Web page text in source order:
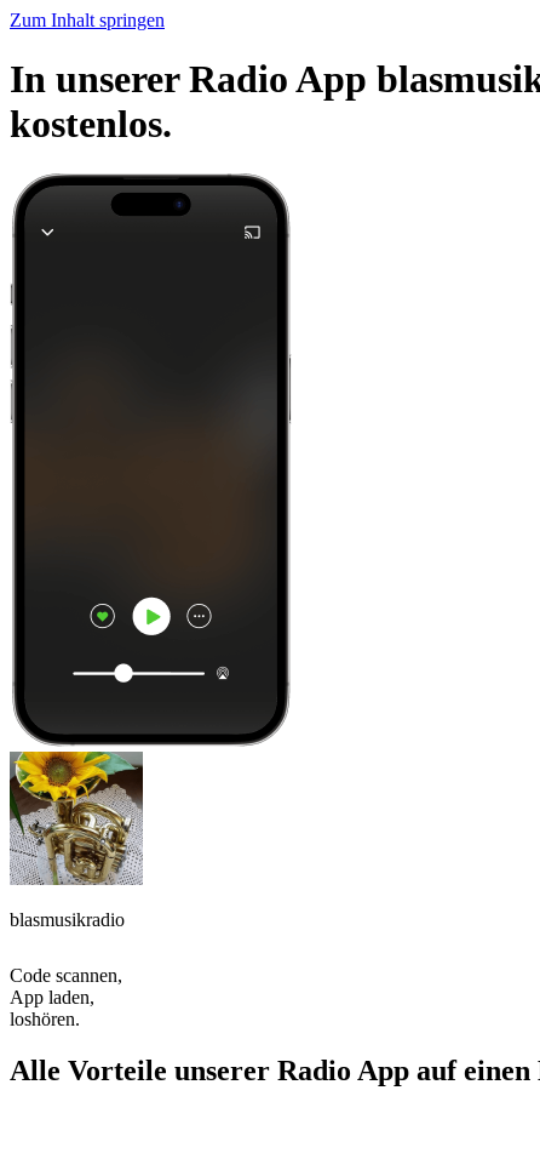
Zum Inhalt springen
In unserer Radio App
kostenlos.
blasmusikradio
Code scannen,
App laden,
loshören.
Alle Vorteile unserer Radio App auf